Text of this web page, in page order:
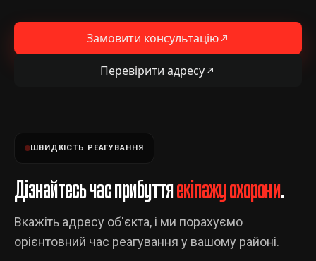
Замовити консультацію
Перевірити адресу
ШВИДКІСТЬ РЕАГУВАННЯ
Дізнайтесь час прибуттяекіпажу охорони.
Вкажіть адресу об'єкта, і ми порахуємо
орієнтовний час реагування у вашому районі.